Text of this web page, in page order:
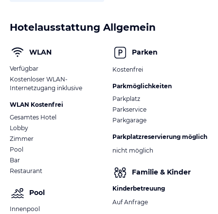
Hotelausstattung Allgemein
WLAN
Verfügbar
Kostenloser WLAN-
Internetzugang inklusive
WLAN Kostenfrei
Gesamtes Hotel
Lobby
Zimmer
Pool
Bar
Restaurant
Pool
Innenpool
Parken
Kostenfrei
Parkmöglichkeiten
Parkplatz
Parkservice
Parkgarage
Parkplatzreservierung möglich
nicht möglich
Familie & Kinder
Kinderbetreuung
Auf Anfrage